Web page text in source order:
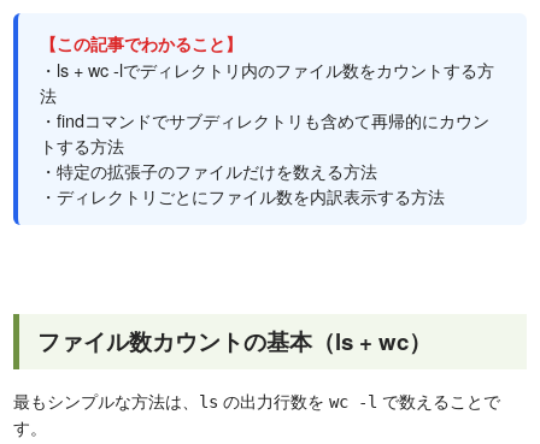
【この記事でわかること】
・ls + wc -lでディレクトリ内のファイル数をカウントする方
法
・findコマンドでサブディレクトリも含めて再帰的にカウン
トする方法
・特定の拡張子のファイルだけを数える方法
・ディレクトリごとにファイル数を内訳表示する方法
ファイル数カウントの基本（ls + wc）
最もシンプルな方法は、 ls の出力行数をwc -l で数えることで
す。